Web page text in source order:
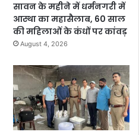
सावन के महीने में धर्मनगरी में
आस्था का महासैलाब, 60 साल
की महिलाओं के कंधों पर कांवड़
August 4, 2026